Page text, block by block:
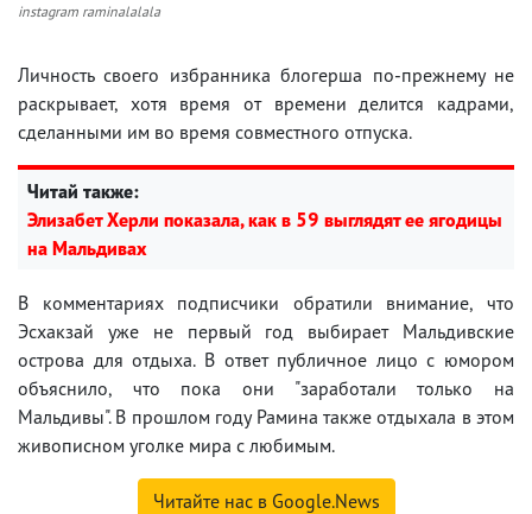
instagram raminalalala
Личность своего избранника блогерша по-прежнему не
раскрывает, хотя время от времени делится кадрами,
сделанными им во время совместного отпуска.
Читай также:
Элизабет Херли показала, как в 59 выглядят ее ягодицы
на Мальдивах
В комментариях подписчики обратили внимание, что
Эсхакзай уже не первый год выбирает Мальдивские
острова для отдыха. В ответ публичное лицо с юмором
объяснило, что пока они "заработали только на
Мальдивы". В прошлом году Рамина также отдыхала в этом
живописном уголке мира с любимым.
Читайте нас в Google.News